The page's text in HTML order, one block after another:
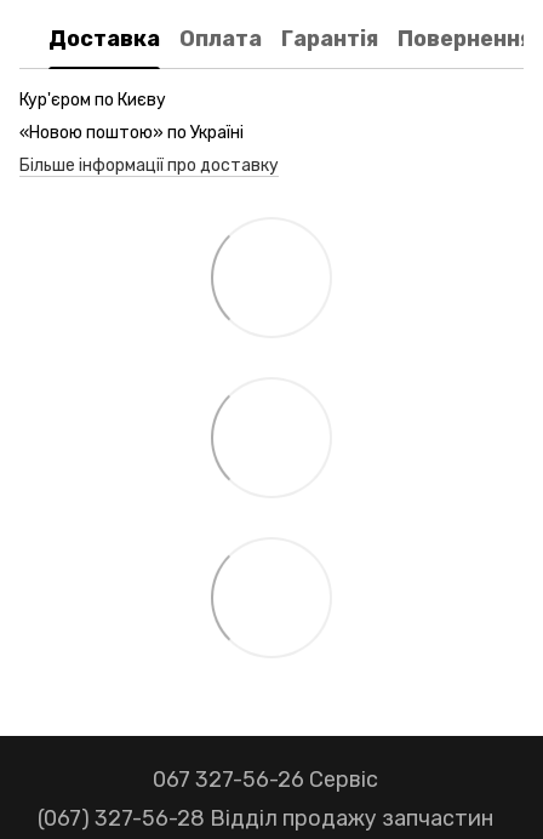
Доставка Оплата Гарантія Повернення
Кур'єром по Києву
«Новою поштою» по Україні
Більше інформації про доставку
067 327-56-26 Сервіс
(067) 327-56-28 Відділ продажу запчастин